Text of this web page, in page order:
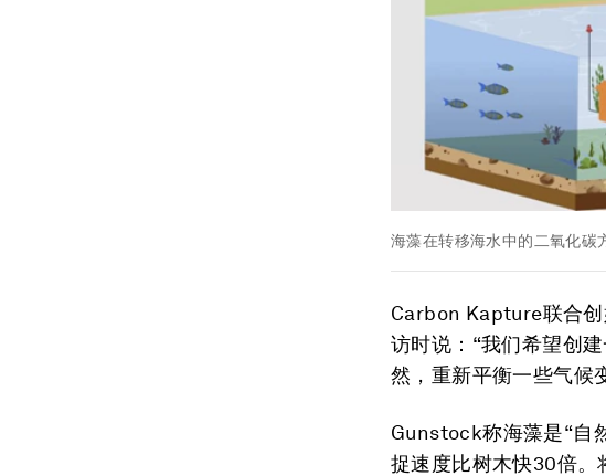
海藻在转移海水中的二氧化碳
Carbon Kapture联合
访时说：“我们希望创
然，重新平衡一些气候
Gunstock称海藻是“自
捉速度比树木快30倍。